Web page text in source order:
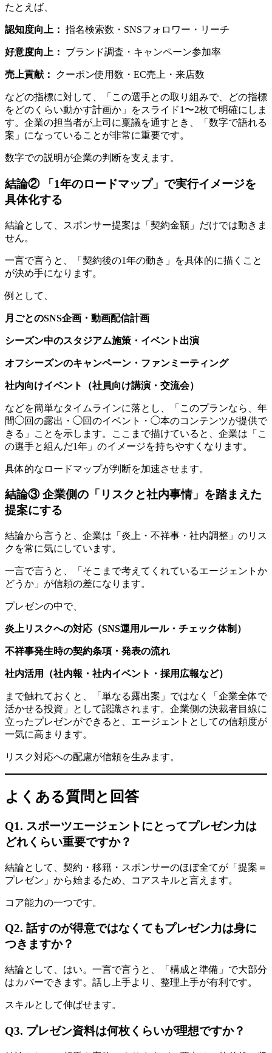
たとえば、
認知度向上： 指名検索数・SNSフォロワー・リーチ
好意度向上： ブランド調査・キャンペーン参加率
売上貢献： クーポン使用数・EC売上・来店数
などの指標に対して、「この選手との取り組みで、どの指標
をどのくらい動かす計画か」をスライド1〜2枚で明確にしま
す。企業の担当者が上司に稟議を通すとき、「数字で語れる
案」になっていることが非常に重要です。
数字での説明が企業の判断を支えます。
結論② 「1年のロードマップ」で実行イメージを
具体化する
結論として、スポンサー提案は「契約金額」だけでは動きま
せん。
一言で言うと、「契約後の1年の動き」を具体的に描くこと
が決め手になります。
例として、
月ごとのSNS企画・動画配信計画
シーズン中のスタジアム施策・イベント出演
オフシーズンのキャンペーン・ファンミーティング
社内向けイベント（社員向け講演・交流会）
などを簡単なタイムラインに落とし、「このプランなら、年
間◯回の露出・◯回のイベント・◯本のコンテンツが提供で
きる」ことを示します。ここまで描けていると、企業は「こ
の選手と組んだ1年」のイメージを持ちやすくなります。
具体的なロードマップが判断を加速させます。
結論③ 企業側の「リスクと社内事情」を踏まえた
提案にする
結論から言うと、企業は「炎上・不祥事・社内調整」のリス
クを常に気にしています。
一言で言うと、「そこまで考えてくれているエージェントか
どうか」が信頼の差になります。
プレゼンの中で、
炎上リスクへの対応（SNS運用ルール・チェック体制）
不祥事発生時の契約条項・発表の流れ
社内活用（社内報・社内イベント・採用広報など）
まで触れておくと、「単なる露出案」ではなく「企業全体で
活かせる投資」として認識されます。企業側の決裁者目線に
立ったプレゼンができると、エージェントとしての信頼度が
一気に高まります。
リスク対応への配慮が信頼を生みます。
よくある質問と回答
Q1. スポーツエージェントにとってプレゼン力は
どれくらい重要ですか？
結論として、契約・移籍・スポンサーのほぼ全てが「提案＝
プレゼン」から始まるため、コアスキルと言えます。
コア能力の一つです。
Q2. 話すのが得意ではなくてもプレゼン力は身に
つきますか？
結論として、はい。一言で言うと、「構成と準備」で大部分
はカバーできます。話し上手より、整理上手が有利です。
スキルとして伸ばせます。
Q3. プレゼン資料は何枚くらいが理想ですか？